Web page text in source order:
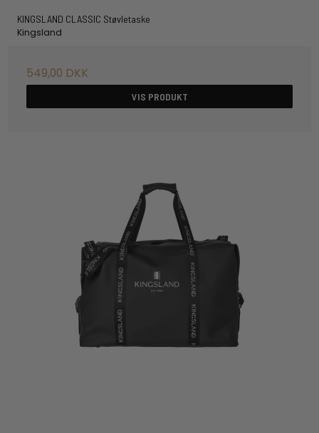
KINGSLAND CLASSIC Støvletaske
Kingsland
549,00 DKK
VIS PRODUKT